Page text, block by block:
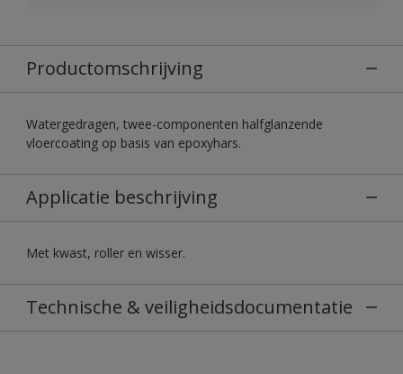
Productomschrijving
Watergedragen, twee-componenten halfglanzende
vloercoating op basis van epoxyhars.
Applicatie beschrijving
Met kwast, roller en wisser.
Technische & veiligheidsdocumentatie